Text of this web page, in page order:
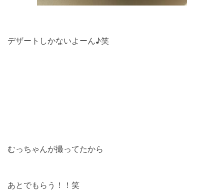
デザートしかないよーん♪笑
むっちゃんが撮ってたから
あとでもらう！！笑